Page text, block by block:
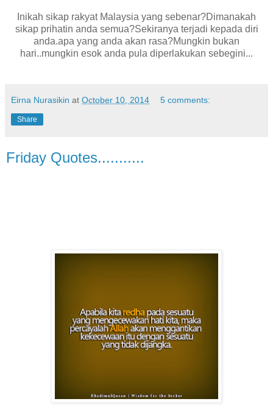
Inikah sikap rakyat Malaysia yang sebenar?Dimanakah
sikap prihatin anda semua?Sekiranya terjadi kepada diri
anda.apa yang anda akan rasa?Mungkin bukan
hari..mungkin esok anda pula diperlakukan sebegini...
Eirna Nurasikin at October 10, 2014 5 comments:
Share
Friday Quotes...........